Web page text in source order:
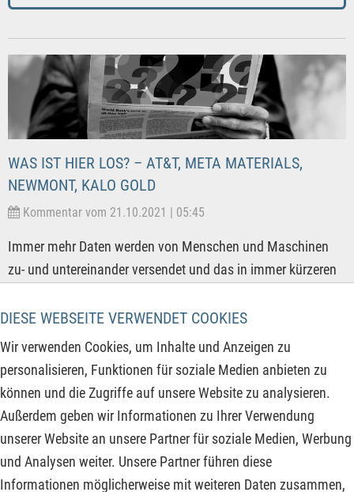
DIESE WEBSEITE VERWENDET COOKIES
Wir verwenden Cookies, um Inhalte und Anzeigen zu
personalisieren, Funktionen für soziale Medien anbieten zu
können und die Zugriffe auf unsere Website zu analysieren.
Außerdem geben wir Informationen zu Ihrer Verwendung
unserer Website an unsere Partner für soziale Medien, Werbung
und Analysen weiter. Unsere Partner führen diese
Informationen möglicherweise mit weiteren Daten zusammen,
WAS IST HIER LOS? – AT&T, META MATERIALS,
NEWMONT, KALO GOLD
Kommentar vom 21.10.2021 | 05:45
Immer mehr Daten werden von Menschen und Maschinen
zu- und untereinander versendet und das in immer kürzeren
Datenübertragung zu erhöhen, wird derzeit weltweit das 5G
Netzwerk aufgebaut. Damit werden die Marktanteile wieder
neu verteilt und wer hier am schnellsten ist, kann von
sogenannten Firstmover-Effekten profitieren. Doch mit den
neuen Sendefrequenzen müssen enorme
Investitionssummen gestemmt werden. Ein ganz anderer
Sektor nimmt dafür erst jetzt wieder Fahrt auf.